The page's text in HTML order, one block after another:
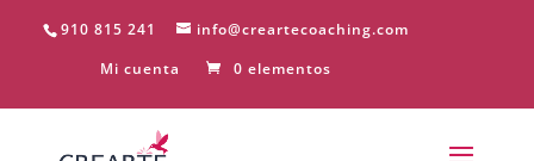
910 815 241
info@creartecoaching.com
Mi cuenta
0 elementos